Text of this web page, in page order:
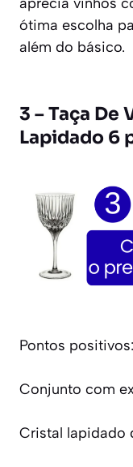
aprecia vinhos
ótima escolha
além do básico.
3 – Taça De
Lapidado 6
Pontos positivos:
Conjunto com
Cristal lapidado